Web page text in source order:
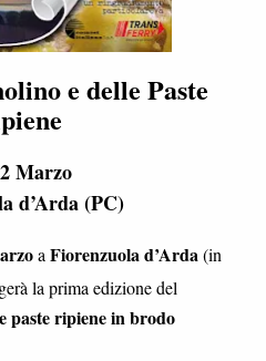
e delle Paste
Marzo
d’Arda (PC)
a Fiorenzuola d’Arda(in
la prima edizione del
paste ripiene in brodo